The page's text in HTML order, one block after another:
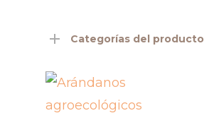
Categorías del producto